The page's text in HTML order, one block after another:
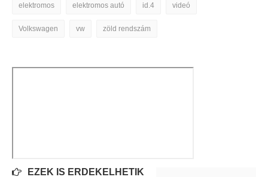
elektromos elektromos autó id.4 videó
Volkswagen vw zöld rendszám
EZEK IS ÉRDEKELHETIK